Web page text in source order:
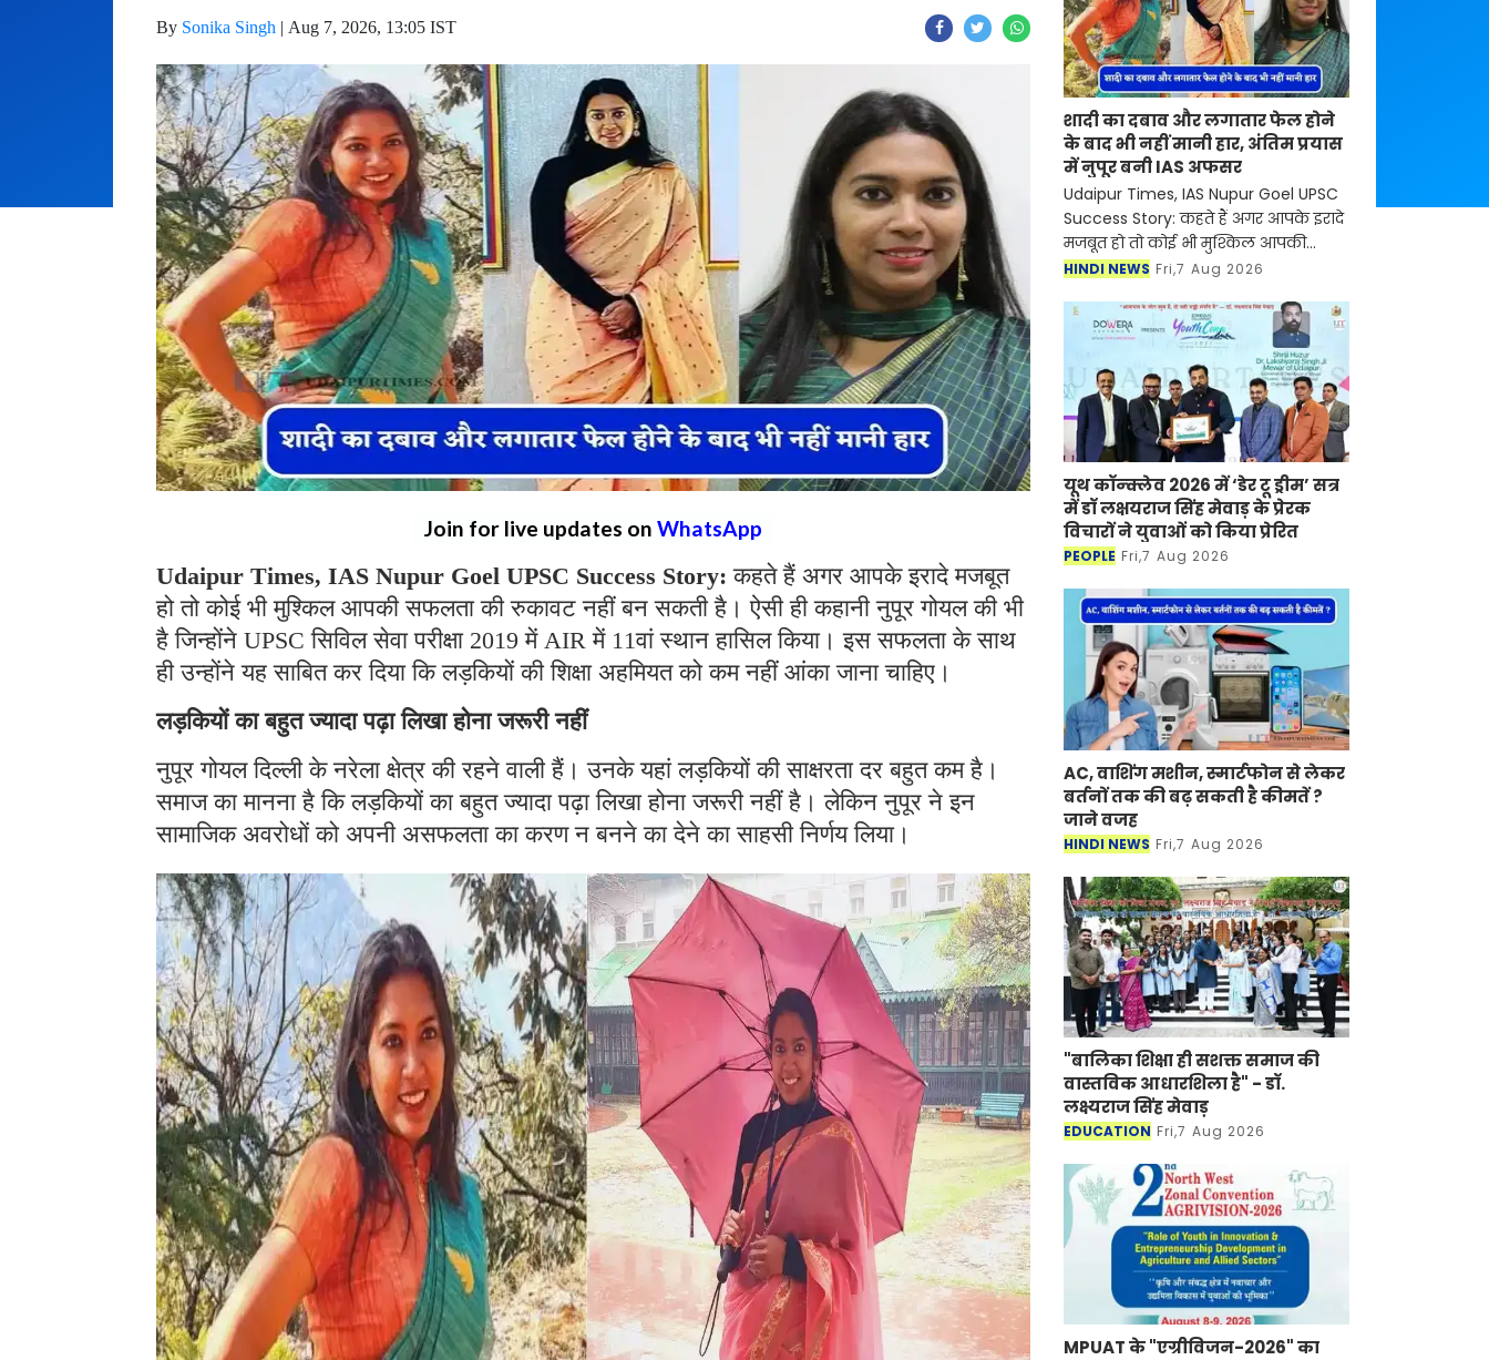
By Sonika Singh | Aug 7, 2026, 13:05 IST
Join for live updates on WhatsApp
Udaipur Times, IAS Nupur Goel UPSC Success Story:कहते हैं अगर आपके इरादे मजबूत
हो तो कोई भी मुश्किल आपकी सफलता की रुकावट नहीं बन सकती है। ऐसी ही कहानी नुपूर गोयल की भी
है जिन्होंने UPSC सिविल सेवा परीक्षा 2019 में AIR में 11वां स्थान हासिल किया। इस सफलता के साथ
ही उन्होंने यह साबित कर दिया कि लड़कियों की शिक्षा अहमियत को कम नहीं आंका जाना चाहिए।
लड़कियों का बहुत ज्यादा पढ़ा लिखा होना जरूरी नहीं
नुपूर गोयल दिल्ली के नरेला क्षेत्र की रहने वाली हैं। उनके यहां लड़कियों की साक्षरता दर बहुत कम है।
समाज का मानना है कि लड़कियों का बहुत ज्यादा पढ़ा लिखा होना जरूरी नहीं है। लेकिन नुपूर ने इन
सामाजिक अवरोधों को अपनी असफलता का करण न बनने का देने का साहसी निर्णय लिया।
शादी का दबाव और लगातार फेल होने
के बाद भी नहीं मानी हार, अंतिम प्रयास
में नुपूर बनी IAS अफसर
Udaipur Times, IAS Nupur Goel UPSC
Success Story: कहते हैं अगर आपके इरादे
मजबूत हो तो कोई भी मुश्किल आपकी
सफलता की रुकावट नहीं बन सकती है।
UPSC सिविल सेवा प
HINDI NEWS Fri,7 Aug 2026
यूथ कॉन्क्लेव 2026 में ‘डेर टू ड्रीम’ सत्र
में डॉ लक्षयराज सिंह मेवाड़ के प्रेरक
विचारों ने युवाओं को किया प्रेरित
PEOPLE Fri,7 Aug 2026
AC, वाशिंग मशीन, स्मार्टफोन से लेकर
बर्तनों तक की बढ़ सकती है कीमतें ?
जाने वजह
HINDI NEWS Fri,7 Aug 2026
"बालिका शिक्षा ही सशक्त समाज की
वास्तविक आधारशिला है" - डॉ.
लक्ष्यराज सिंह मेवाड़
EDUCATION Fri,7 Aug 2026
MPUAT के "एग्रीविजन-2026" का